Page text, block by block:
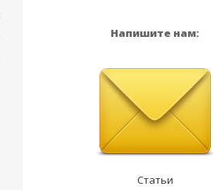
Напишите нам:
Статьи